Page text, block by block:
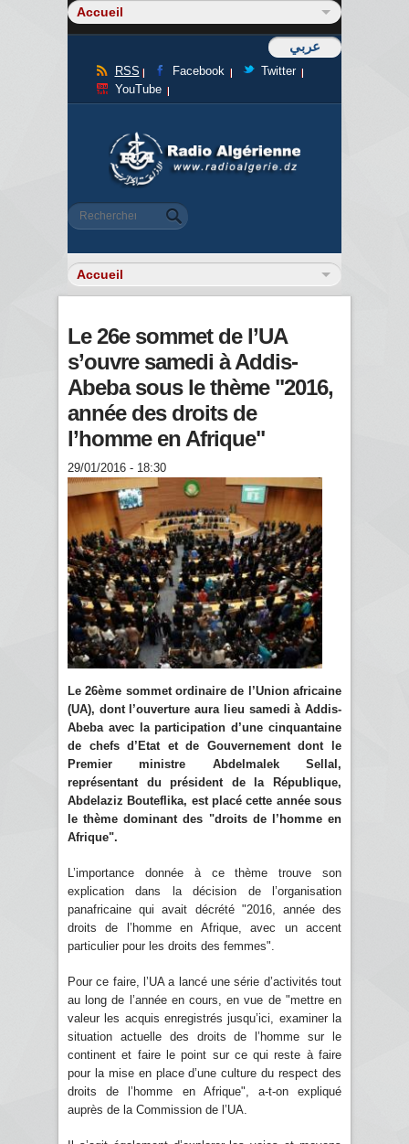
عربي
RSS Facebook
Twitter
YouTube
Formulaire de recherche
Rechercher
Le 26e sommet de l’UA
s’ouvre samedi à Addis-
Abeba sous le thème "2016,
année des droits de
l’homme en Afrique"
29/01/2016 - 18:30
Le 26ème sommet ordinaire de l’Union africaine
(UA), dont l’ouverture aura lieu samedi à Addis-
Abeba avec la participation d’une cinquantaine
de chefs d’Etat et de Gouvernement dont le
Premier ministre Abdelmalek Sellal,
représentant du président de la République,
Abdelaziz Bouteflika, est placé cette année sous
le thème dominant des "droits de l’homme en
Afrique".
L’importance donnée à ce thème trouve son
explication dans la décision de l’organisation
panafricaine qui avait décrété "2016, année des
droits de l’homme en Afrique, avec un accent
particulier pour les droits des femmes".
Pour ce faire, l’UA a lancé une série d’activités tout
au long de l’année en cours, en vue de "mettre en
valeur les acquis enregistrés jusqu’ici, examiner la
situation actuelle des droits de l’homme sur le
continent et faire le point sur ce qui reste à faire
pour la mise en place d’une culture du respect des
droits de l’homme en Afrique", a-t-on expliqué
auprès de la Commission de l’UA.